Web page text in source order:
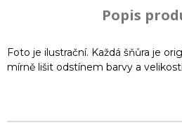
Popis
Foto je ilustrační. Každá šňůra je
mírně lišit odstínem barvy a